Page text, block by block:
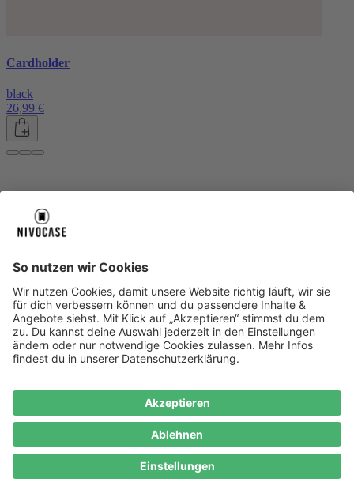
Cardholder
black
26,99 €
About NIVOCASE
Geschäftskunden
Zahlungsarten Versandinfos Alle Hilfe-Themen
Zufriedenheitsgarantie
Service
Service
AGB VERTRAG WIDERRUFEN Datenschutz
Ombudsmann
Barrierefreiheit Lieferantenkodex Bestell-Prozess
Samsung Handyhüllen
Handyhüllen Handyketten
Cookie Consent
* Preisangaben inkl. Mwst. und zzgl.Versandkosten